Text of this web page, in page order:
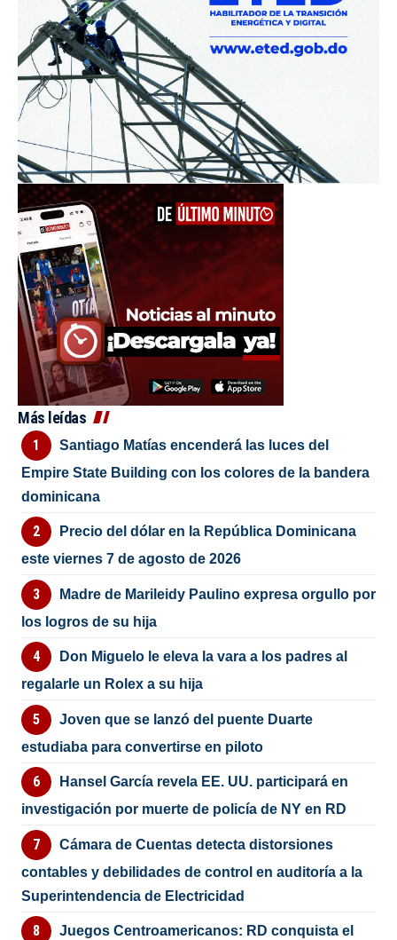
Más leídas
Santiago Matías encenderá las luces del
Empire State Building con los colores de la bandera
dominicana
Precio del dólar en la República Dominicana
este viernes 7 de agosto de 2026
Madre de Marileidy Paulino expresa orgullo por
los logros de su hija
Don Miguelo le eleva la vara a los padres al
regalarle un Rolex a su hija
Joven que se lanzó del puente Duarte
estudiaba para convertirse en piloto
Hansel García revela EE. UU. participará en
investigación por muerte de policía de NY en RD
Cámara de Cuentas detecta distorsiones
contables y debilidades de control en auditoría a la
Superintendencia de Electricidad
Juegos Centroamericanos: RD conquista el